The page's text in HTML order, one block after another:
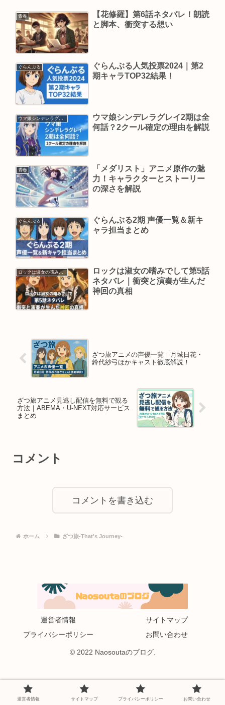
青春
【花修羅】第6話ネタバレ！朗読
と脚本、衝突する想い
ぐらんぶる
ぐらんぶる人気投票2024｜第2
期キャラTOP32結果！
ウマ娘シンデレラグレイ
ウマ娘シンデレラグレイ2期は全
何話？2クール確定の理由を解説
青春
「メダリスト」アニメ原作の魅
力！キャラクターとストーリー
の深さを解説
ぐらんぶる
ぐらんぶる2期 声優一覧＆新キ
ャラ担当まとめ
ロックは淑女の嗜みでして
ロックは淑女の嗜みでして第5話
ネタバレ｜衝突と演奏が生んだ
神回の真相
ざつ旅アニメの声優一覧｜月城日花・
鈴代紗弓ほかキャスト徹底解説！
ざつ旅アニメ見逃し配信を無料で観る
方法｜ABEMA・U-NEXT対応サービス
まとめ
コメント
コメントを書き込む
ホーム ざつ旅-That's Journey-
運営者情報
サイトマップ
プライバシーポリシー
お問い合わせ
© 2022 Naosoutaのブログ.
運営者情報 サイトマップ プライバシーポリシー お問い合わせ